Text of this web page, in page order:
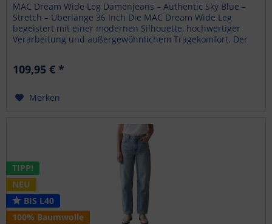
MAC Dream Wide Leg Damenjeans – Authentic Sky Blue –
Stretch – Überlänge 36 Inch Die MAC Dream Wide Leg
begeistert mit einer modernen Silhouette, hochwertiger
Verarbeitung und außergewöhnlichem Tragekomfort. Der
109,95 € *
Merken
TIPP!
NEU
BIS L40
100% Baumwolle